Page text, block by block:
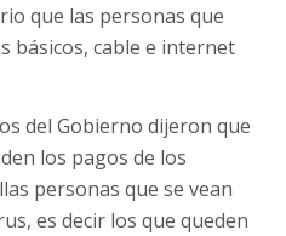
que las personas que
básicos, cable e internet
del Gobierno dijeron que
los pagos de los
personas que se vean
es decir los que queden